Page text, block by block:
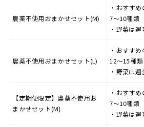
農薬不使用おまかせセット(M)
・おすす
7〜10種類
・野菜は週
農薬不使用おまかせセット(L)
・おすす
12〜15種類
・野菜は週
【定期便限定】農薬不使用お
まかせセット(M)
・おすす
7〜10種類
・野菜は週